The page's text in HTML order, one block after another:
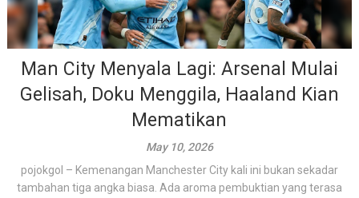
Man City Menyala Lagi: Arsenal Mulai
Gelisah, Doku Menggila, Haaland Kian
Mematikan
May 10, 2026
pojokgol – Kemenangan Manchester City kali ini bukan sekadar
tambahan tiga angka biasa. Ada aroma pembuktian yang terasa